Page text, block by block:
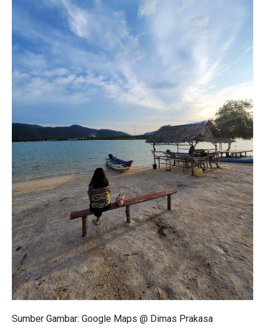
Sumber Gambar: Google Maps @ Dimas Prakasa